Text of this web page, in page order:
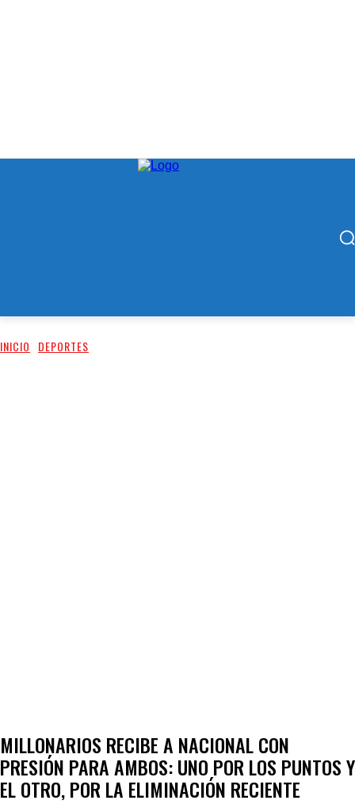
INICIO DEPORTES
MILLONARIOS RECIBE A NACIONAL CON
PRESIÓN PARA AMBOS: UNO POR LOS PUNTOS Y
EL OTRO, POR LA ELIMINACIÓN RECIENTE